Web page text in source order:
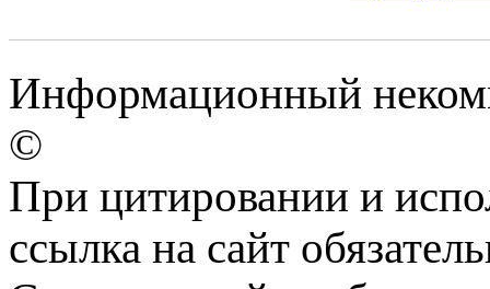
Информационный
©
При цитировании и
ссылка на сайт